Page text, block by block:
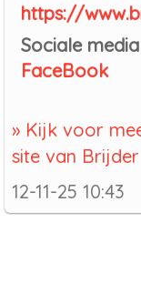
https://
Sociale media
FaceBook
» Kijk voor
site van Brijder
12-11-25 10:43